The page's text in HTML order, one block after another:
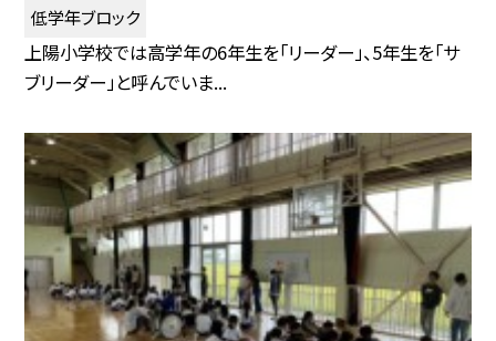
低学年ブロック
上陽小学校では高学年の6年生を「リーダー」、5年生を「サ
ブリーダー」と呼んでいま...